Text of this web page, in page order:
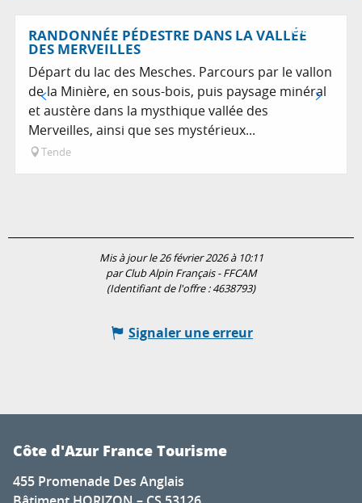
Sur place
RANDONNÉE PÉDESTRE DANS LA VALLÉE
DES MERVEILLES
Départ du lac des Mesches. Parcours par le vallon
de la Minière, en sous-bois, puis paysage minéral
et austère dans la mysthique vallée des
Merveilles, ainsi que ses mystérieux...
Tende
Réservable
Mis à jour le 26 février 2026 à 10:11
par Club Alpin Français - FFCAM
(Identifiant de l'offre :4638793)
Signaler une erreur
Côte d'Azur France Tourisme
455 Promenade Des Anglais